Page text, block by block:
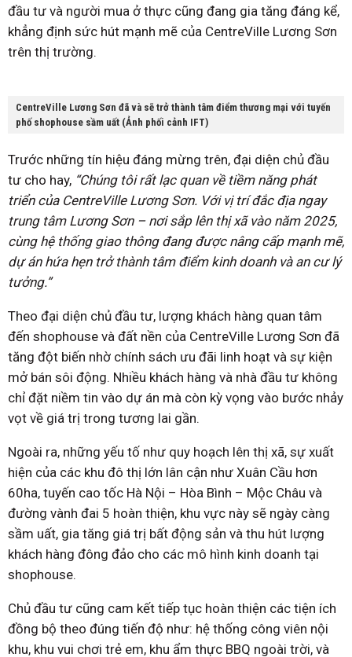
đầu tư và người mua ở thực cũng đang gia tăng đáng kể,
khẳng định sức hút mạnh mẽ của CentreVille Lương Sơn
trên thị trường.
CentreVille Lương Sơn đã và sẽ trở thành tâm điểm thương mại với tuyến
phố shophouse sầm uất (Ảnh phối cảnh IFT)
Trước những tín hiệu đáng mừng trên, đại diện chủ đầu
tư cho hay, “Chúng tôi rất lạc quan về tiềm năng phát
triển của CentreVille Lương Sơn. Với vị trí đắc địa ngay
trung tâm Lương Sơn – nơi sắp lên thị xã vào năm 2025,
cùng hệ thống giao thông đang được nâng cấp mạnh mẽ,
dự án hứa hẹn trở thành tâm điểm kinh doanh và an cư lý
tưởng.”
Theo đại diện chủ đầu tư, lượng khách hàng quan tâm
đến shophouse và đất nền của CentreVille Lương Sơn đã
tăng đột biến nhờ chính sách ưu đãi linh hoạt và sự kiện
mở bán sôi động. Nhiều khách hàng và nhà đầu tư không
chỉ đặt niềm tin vào dự án mà còn kỳ vọng vào bước nhảy
vọt về giá trị trong tương lai gần.
Ngoài ra, những yếu tố như quy hoạch lên thị xã, sự xuất
hiện của các khu đô thị lớn lân cận như Xuân Cầu hơn
60ha, tuyến cao tốc Hà Nội – Hòa Bình – Mộc Châu và
đường vành đai 5 hoàn thiện, khu vực này sẽ ngày càng
sầm uất, gia tăng giá trị bất động sản và thu hút lượng
khách hàng đông đảo cho các mô hình kinh doanh tại
shophouse.
Chủ đầu tư cũng cam kết tiếp tục hoàn thiện các tiện ích
đồng bộ theo đúng tiến độ như: hệ thống công viên nội
khu, khu vui chơi trẻ em, khu ẩm thực BBQ ngoài trời, và